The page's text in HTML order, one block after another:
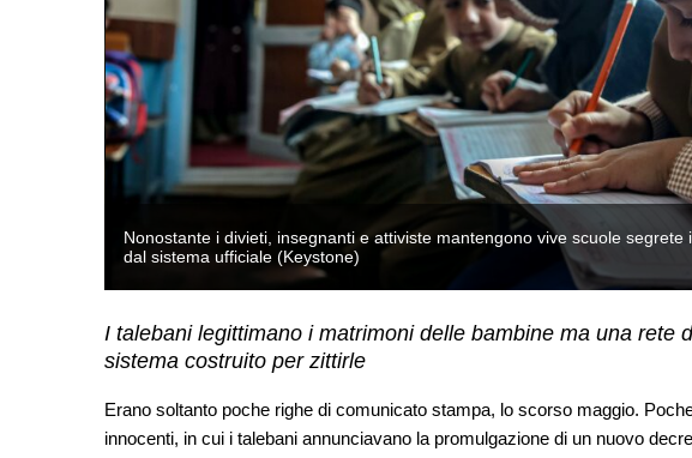
Nonostante i divieti, insegnanti e attiviste mantengono vive scuole
dal sistema ufficiale (Keystone)
I talebani legittimano i matrimoni delle bambine ma una rete
sistema costruito per zittirle
Erano soltanto poche righe di comunicato stampa, lo scorso maggio.
innocenti, in cui i talebani annunciavano la promulgazione di un nuovo